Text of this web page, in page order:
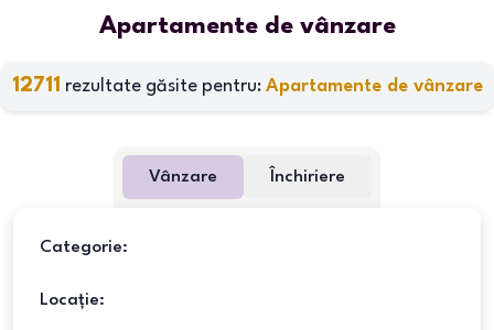
Apartamente de vânzare
12711 rezultate găsite pentru: Apartamente de vânzare
Vânzare Închiriere
Categorie:
Locație: